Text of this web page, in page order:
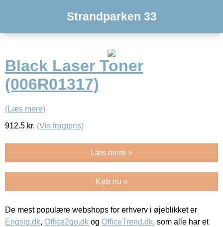
Strandparken 33
Black Laser Toner
(006R01317)
(Læs mere)
912.5 kr. (Vis fragtpris)
Læs mere »
Køb nu »
De mest populære webshops for erhverv i øjeblikket er
Engsig.dk, Office2go.dk og OfficeTrend.dk, som alle har et